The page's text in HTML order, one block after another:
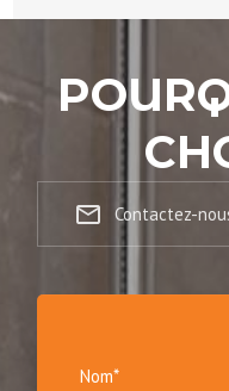
mail_outline Contactez-
Nom*